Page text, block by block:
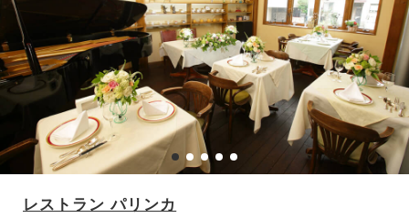
レストラン パリンカ